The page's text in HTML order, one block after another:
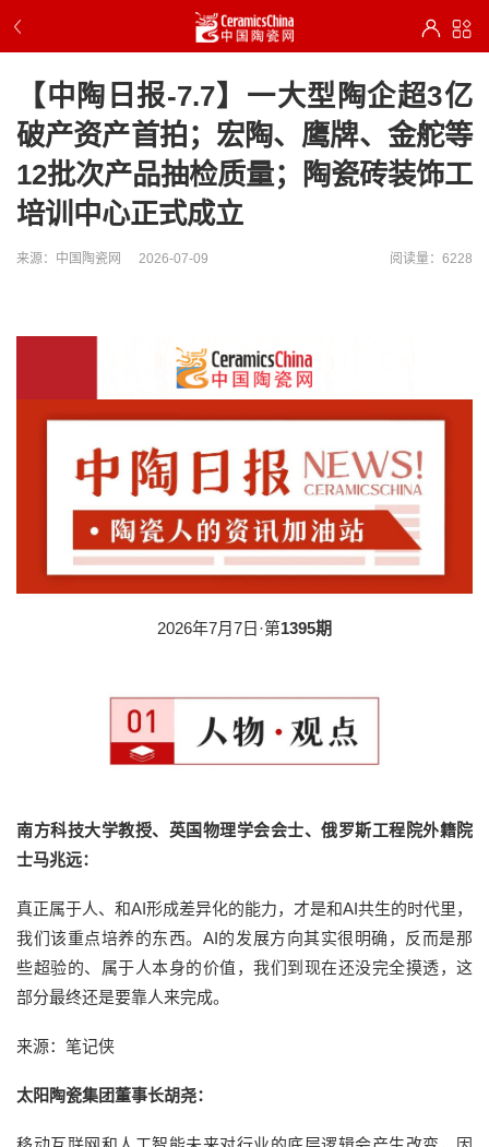
【中陶日报-7.7】一大型陶企超3亿
破产资产首拍；宏陶、鹰牌、金舵等
12批次产品抽检质量；陶瓷砖装饰工
培训中心正式成立
来源：中国陶瓷网 2026-07-09 阅读量：6228
2026年7月7日·第1395期
南方科技大学教授、英国物理学会会士、俄罗斯工程院外籍院
士马兆远：
真正属于人、和AI形成差异化的能力，才是和AI共生的时代里，
我们该重点培养的东西。AI的发展方向其实很明确，反而是那
些超验的、属于人本身的价值，我们到现在还没完全摸透，这
部分最终还是要靠人来完成。
来源：笔记侠
太阳陶瓷集团董事长胡尧：